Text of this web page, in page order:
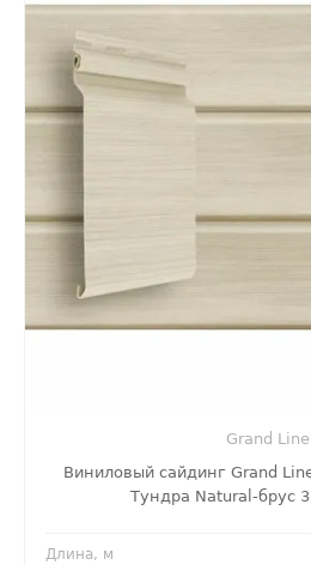
Grand Line
Виниловый сайдинг Grand
Тундра Natural-брус
Длина, м